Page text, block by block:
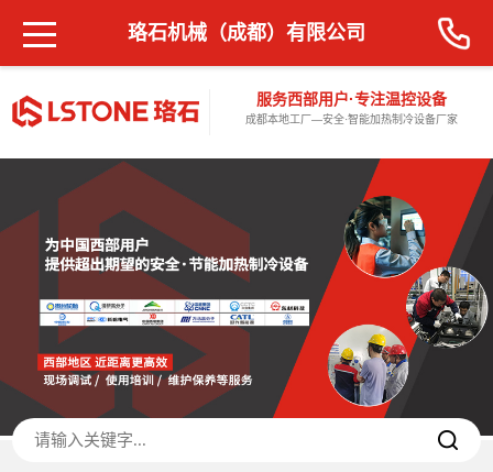
服务西部用户·专注温控设备
成都本地工厂—安全·智能加热制冷设备厂家
珞石机械（成都）有限公司